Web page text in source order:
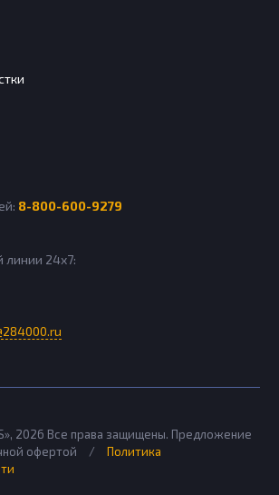
8-800-600-9279
линии 24х7:
2026 Все права защищены. Предложение
офертой
/
Политика